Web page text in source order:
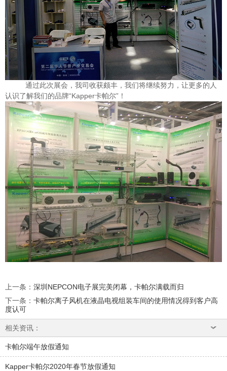
通过此次展会，我司收获颇丰，我们将继续努力，让更多的人
认识了解我们的品牌“Kapper卡帕尔”！
上一条 ： 深圳NEPCON电子展完美闭幕，卡帕尔满载而归
下一条 ： 卡帕尔离子风机在液晶电视组装车间的使用情况得到客户高
度认可
相关资讯：
卡帕尔端午放假通知
Kapper卡帕尔2020年春节放假通知